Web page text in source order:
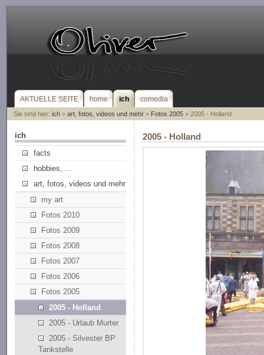
AKTUELLE SEITE home ich comedia
Sie sind hier: ich> art, fotos, videos und mehr> Fotos 2005> 2005 - Holland
ich
facts
hobbies, ...
art, fotos, videos und mehr
my art
Fotos 2010
Fotos 2009
Fotos 2008
Fotos 2007
Fotos 2006
Fotos 2005
2005 - Holland
2005 - Urlaub Murter
2005 - Silvester BP
Tankstelle
2005 - Holland